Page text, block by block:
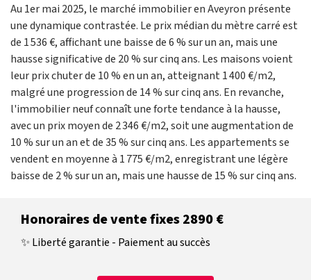
Au 1er mai 2025, le marché immobilier en Aveyron présente
une dynamique contrastée. Le prix médian du mètre carré est
de 1 536 €, affichant une baisse de 6 % sur un an, mais une
hausse significative de 20 % sur cinq ans. Les maisons voient
leur prix chuter de 10 % en un an, atteignant 1 400 €/m2,
malgré une progression de 14 % sur cinq ans. En revanche,
l'immobilier neuf connaît une forte tendance à la hausse,
avec un prix moyen de 2 346 €/m2, soit une augmentation de
10 % sur un an et de 35 % sur cinq ans. Les appartements se
vendent en moyenne à 1 775 €/m2, enregistrant une légère
baisse de 2 % sur un an, mais une hausse de 15 % sur cinq ans.
Honoraires de vente fixes 2890 €
✨ Liberté garantie - Paiement au succès